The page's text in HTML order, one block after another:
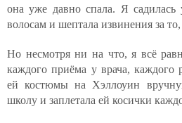
она уже давно спала. Я садилась
волосам и шептала извинения за
Но несмотря ни на что, я всё
каждого приёма у врача, каждого
ей костюмы на Хэллоуин
школу и заплетала ей косички